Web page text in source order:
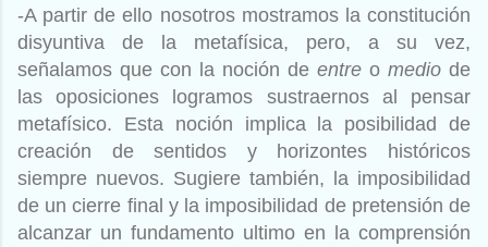
-A partir de ello nosotros mostramos la constitución
disyuntiva de la metafísica, pero, a su vez,
señalamos que con la noción de entre o medio de
las oposiciones logramos sustraernos al pensar
metafísico. Esta noción implica la posibilidad de
creación de sentidos y horizontes históricos
siempre nuevos. Sugiere también, la imposibilidad
de un cierre final y la imposibilidad de pretensión de
alcanzar un fundamento ultimo en la comprensión